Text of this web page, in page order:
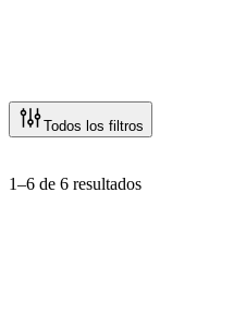
Todos los filtros
1–6 de 6 resultados